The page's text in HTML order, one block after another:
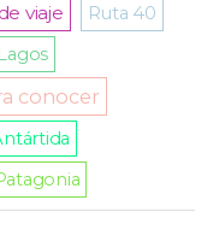
viaje
Ruta 40
conocer